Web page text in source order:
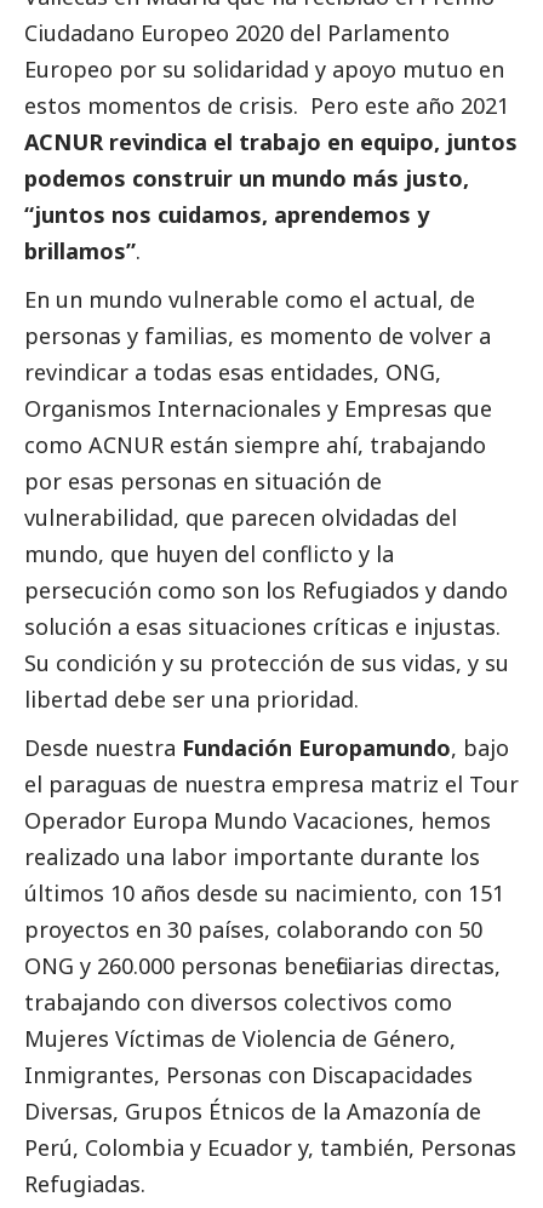
Ciudadano Europeo 2020 del Parlamento
Europeo por su solidaridad y apoyo mutuo en
estos momentos de crisis. Pero este año 2021
ACNUR revindica el trabajo en equipo, juntos
podemos construir un mundo más justo,
“juntos nos cuidamos, aprendemos y
brillamos”.
En un mundo vulnerable como el actual, de
personas y familias, es momento de volver a
revindicar a todas esas entidades, ONG,
Organismos Internacionales y Empresas que
como ACNUR están siempre ahí, trabajando
por esas personas en situación de
vulnerabilidad, que parecen olvidadas del
mundo, que huyen del conflicto y la
persecución como son los Refugiados y dando
solución a esas situaciones críticas e injustas.
Su condición y su protección de sus vidas, y su
libertad debe ser una prioridad.
Desde nuestra Fundación Europamundo, bajo
el paraguas de nuestra empresa matriz el Tour
Operador Europa Mundo Vacaciones, hemos
realizado una labor importante durante los
últimos 10 años desde su nacimiento, con 151
proyectos en 30 países, colaborando con 50
ONG y 260.000 personas beneficiarias directas,
trabajando con diversos colectivos como
Mujeres Víctimas de Violencia de Género,
Inmigrantes, Personas con Discapacidades
Diversas, Grupos Étnicos de la Amazonía de
Perú, Colombia y Ecuador y, también, Personas
Refugiadas.